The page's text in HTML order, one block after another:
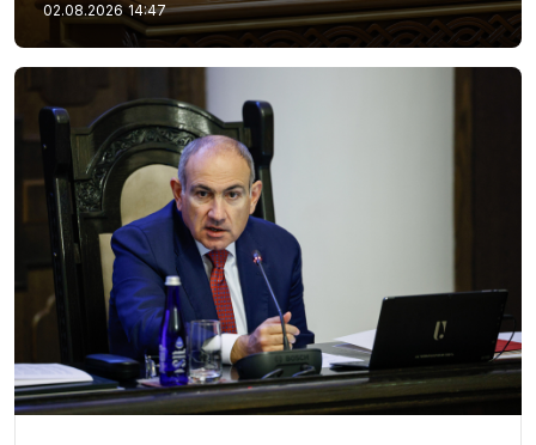
02.08.2026 14:47